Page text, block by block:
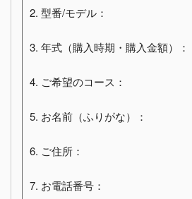
2. 型番/モデル：
3. 年式（購入時期・購入金額）：
4. ご希望のコース：
5. お名前（ふりがな）：
6. ご住所：
7. お電話番号：